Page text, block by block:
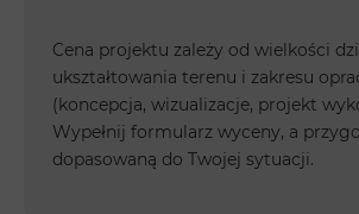
Cena projektu zależy od wielkości
ukształtowania terenu i zakresu
(koncepcja, wizualizacje, projekt
Wypełnij formularz wyceny, a
dopasowaną do Twojej sytuacji.